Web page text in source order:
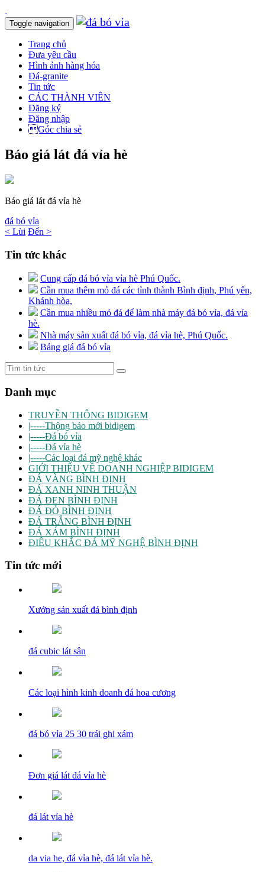
Toggle navigation
Trang chủ
Đưa yêu cầu
Hình ảnh hàng hóa
Đá-granite
Tin tức
CÁC THÀNH VIÊN
Đăng ký
Đăng nhập
Góc chia sẻ
Báo giá lát đá vỉa hè
Báo giá lát đá vỉa hè
đá bó vỉa
< Lùi Đến >
Tin tức khác
Cung cấp đá bó vỉa vỉa hè Phú Quốc.
Cần mua thêm mỏ đá các tỉnh thành Bình định, Phú yên,
Khánh hòa,
Cần mua nhiều mỏ đá để làm nhà máy đá bó vỉa, đá vỉa
hè.
Nhà máy sản xuất đá bó vỉa, đá vỉa hè, Phú Quốc.
Bảng giá đá bó vỉa
Danh mục
TRUYỀN THÔNG BIDIGEM
|-----Thộng báo mới bidigem
|-----Đá bó vỉa
|-----Đá vỉa hè
|-----Các loại đá mỹ nghệ khác
GIỚI THIỆU VỀ DOANH NGHIỆP BIDIGEM
ĐÁ VÀNG BÌNH ĐỊNH
ĐÁ XANH NINH THUẬN
ĐÁ ĐEN BÌNH ĐỊNH
ĐÁ ĐỎ BÌNH ĐỊNH
ĐÁ TRẮNG BÌNH ĐỊNH
ĐÁ XÁM BÌNH ĐỊNH
ĐIÊU KHẮC ĐÁ MỸ NGHỆ BÌNH ĐỊNH
Tin tức mới
Xưởng sản xuất đá bình định
đá cubic lát sân
Các loại hình kinh doanh đá hoa cương
đá bó vỉa 25 30 trái ghi xám
Đơn giá lát đá vỉa hè
đá lát vỉa hè
da via he, đá vỉa hè, đá lát vỉa hè.